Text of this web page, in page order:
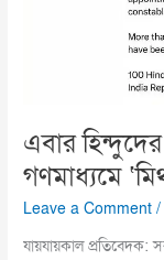
এবার
গণমাধ্যমে
Leave a Comment /
যায়যায়কাল প্রতিবেদক: